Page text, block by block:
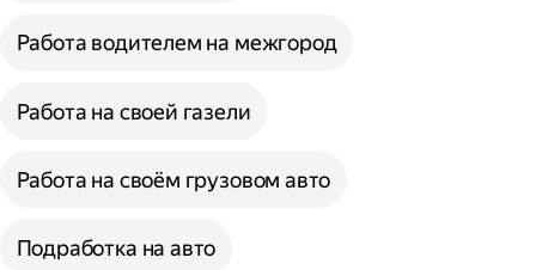
Работа водителем на межгород
Работа на своей газели
Работа на своём грузовом авто
Подработка на авто